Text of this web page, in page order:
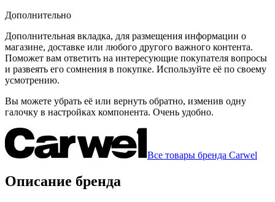
Дополнительно
Дополнительная вкладка, для размещения информации о
магазине, доставке или любого другого важного контента.
Поможет вам ответить на интересующие покупателя вопросы
и развеять его сомнения в покупке. Используйте её по своему
усмотрению.
Вы можете убрать её или вернуть обратно, изменив одну
галочку в настройках компонента. Очень удобно.
Все товары бренда Carwel
Описание бренда